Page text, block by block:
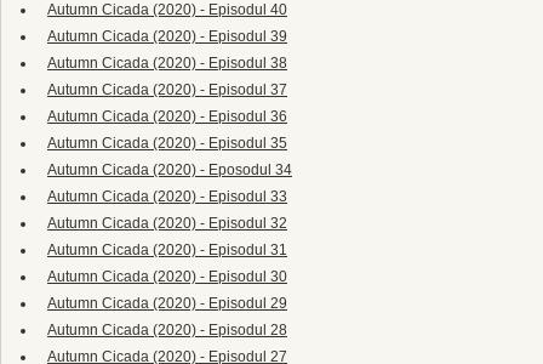
Autumn Cicada (2020) - Episodul 40
Autumn Cicada (2020) - Episodul 39
Autumn Cicada (2020) - Episodul 38
Autumn Cicada (2020) - Episodul 37
Autumn Cicada (2020) - Episodul 36
Autumn Cicada (2020) - Episodul 35
Autumn Cicada (2020) - Eposodul 34
Autumn Cicada (2020) - Episodul 33
Autumn Cicada (2020) - Episodul 32
Autumn Cicada (2020) - Episodul 31
Autumn Cicada (2020) - Episodul 30
Autumn Cicada (2020) - Episodul 29
Autumn Cicada (2020) - Episodul 28
Autumn Cicada (2020) - Episodul 27